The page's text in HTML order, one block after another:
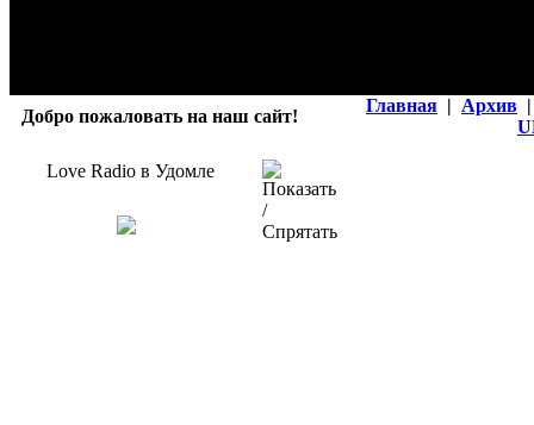
Добро пожаловать на наш сайт!
Главная | Архив |
Love Radio в Удомле